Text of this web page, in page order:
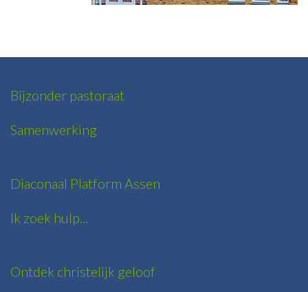
Bijzonder pastoraat
Samenwerking
Diaconaal Platform Assen
Ik zoek hulp...
Ontdek christelijk geloof